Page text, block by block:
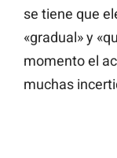
se tiene que
«gradual» y
momento el
muchas